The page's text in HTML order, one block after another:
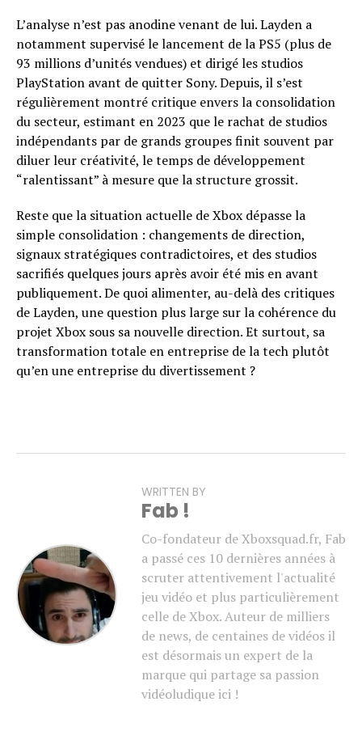
L’analyse n’est pas anodine venant de lui. Layden a
notamment supervisé le lancement de la PS5 (plus de
93 millions d’unités vendues) et dirigé les studios
PlayStation avant de quitter Sony. Depuis, il s’est
régulièrement montré critique envers la consolidation
du secteur, estimant en 2023 que le rachat de studios
indépendants par de grands groupes finit souvent par
diluer leur créativité, le temps de développement
“ralentissant” à mesure que la structure grossit.
Reste que la situation actuelle de Xbox dépasse la
simple consolidation : changements de direction,
signaux stratégiques contradictoires, et des studios
sacrifiés quelques jours après avoir été mis en avant
publiquement. De quoi alimenter, au-delà des critiques
de Layden, une question plus large sur la cohérence du
projet Xbox sous sa nouvelle direction. Et surtout, sa
transformation totale en entreprise de la tech plutôt
qu’en une entreprise du divertissement ?
WRITTEN BY
Fab !
Co-fondateur de Xboxsquad.fr, Fab
a passé ces 10 dernières années à
scruter attentivement l'actualité
jeu vidéo et plus particulièrement
celle de Xbox. Auteur de milliers
de news, de centaines de vidéos il
est désormais un expert de la
marque qui partage sa passion
vidéoludique ici !